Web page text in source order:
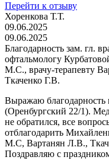
Перейти к отзыву
Хоренкова Т.Т.
09.06.2025
09.06.2025
Благодарность зам. гл.
офтальмологу
М.С., врачу-терапевту
Ткаченко Г.В.
Выражаю
(Оренбургский 22/1).
не обратился, все
отблагодарить
М.С, Вартанян Л.В.,
Поздравляю с